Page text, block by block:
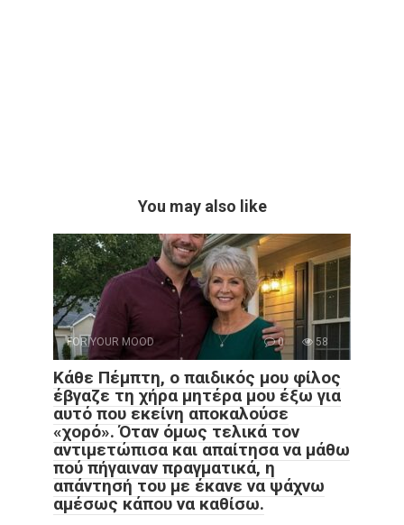
You may also like
FOR YOUR MOOD 0 58
Κάθε Πέμπτη, ο παιδικός μου φίλος
έβγαζε τη χήρα μητέρα μου έξω για
αυτό που εκείνη αποκαλούσε
«χορό». Όταν όμως τελικά τον
αντιμετώπισα και απαίτησα να μάθω
πού πήγαιναν πραγματικά, η
απάντησή του με έκανε να ψάχνω
αμέσως κάπου να καθίσω.